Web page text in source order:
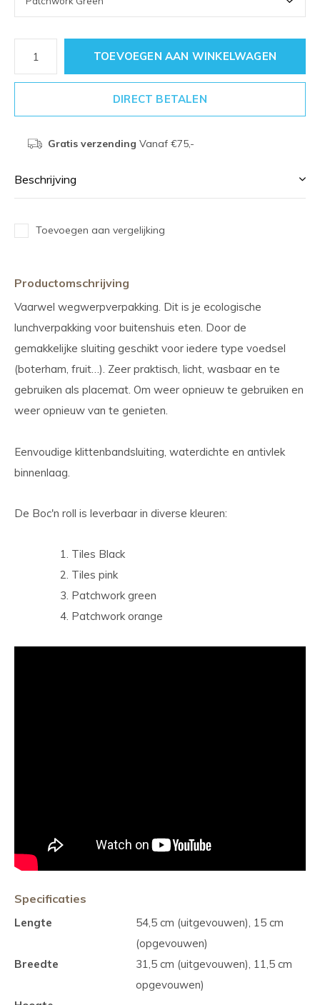
TOEVOEGEN AAN WINKELWAGEN
DIRECT BETALEN
Gratis verzending Vanaf €75,-
Beschrijving
Toevoegen aan vergelijking
Productomschrijving
Vaarwel wegwerpverpakking. Dit is je ecologische
lunchverpakking voor buitenshuis eten. Door de
gemakkelijke sluiting geschikt voor iedere type voedsel
(boterham, fruit…). Zeer praktisch, licht, wasbaar en te
gebruiken als placemat. Om weer opnieuw te gebruiken en
weer opnieuw van te genieten.
Eenvoudige klittenbandsluiting, waterdichte en antivlek
binnenlaag.
De Boc'n roll is leverbaar in diverse kleuren:
Tiles Black
Tiles pink
Patchwork green
Patchwork orange
Specificaties
Lengte
54,5 cm (uitgevouwen), 15 cm
(opgevouwen)
Breedte
31,5 cm (uitgevouwen), 11,5 cm
opgevouwen)